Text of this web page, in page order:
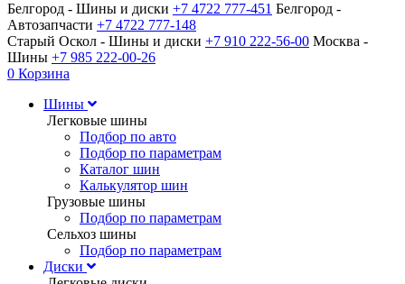
Белгород - Шины и диски +7 4722 777-451 Белгород -
Автозапчасти +7 4722 777-148
Старый Оскол - Шины и диски +7 910 222-56-00 Москва -
Шины +7 985 222-00-26
0 Корзина
Шины
Легковые шины
Подбор по авто
Подбор по параметрам
Каталог шин
Калькулятор шин
Грузовые шины
Подбор по параметрам
Сельхоз шины
Подбор по параметрам
Диски